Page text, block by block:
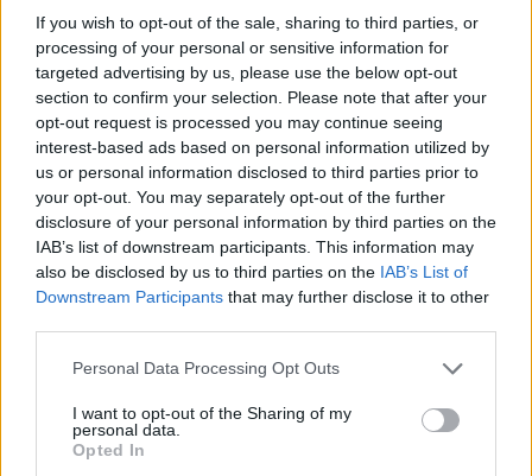
If you wish to opt-out of the sale, sharing to third parties, or
processing of your personal or sensitive information for
targeted advertising by us, please use the below opt-out
section to confirm your selection. Please note that after your
opt-out request is processed you may continue seeing
interest-based ads based on personal information utilized by
us or personal information disclosed to third parties prior to
your opt-out. You may separately opt-out of the further
disclosure of your personal information by third parties on the
IAB’s list of downstream participants. This information may
also be disclosed by us to third parties on the IAB’s List of
Downstream Participants that may further disclose it to other
Personal Data Processing Opt Outs
I want to opt-out of the Sharing of my
personal data.
Opted In
dove i Nuclei Sommozzatori di Livorno e Firenze si sono
alternati con ricerche sia in acqua che strumentali e dove è
stato trovato il corpo della donna senza vitra.